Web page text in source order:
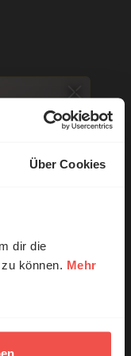
Über Cookies
dir die
können. Mehr